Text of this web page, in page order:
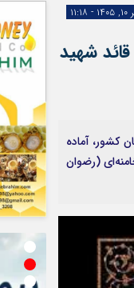
- ۱۱:۱۸
شهید
لازم در قالب ۱۵ موکب در سه استان کشور، آماده
(رضوان